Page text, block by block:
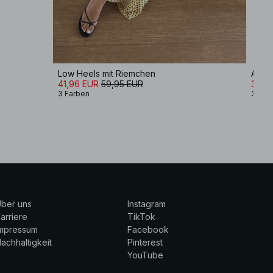
Low Heels mit Riemchen
41,96 EUR 59,95 EUR
3 Farben 3
uns
Instagram
TikTok
Facebook
Pinterest
YouTube